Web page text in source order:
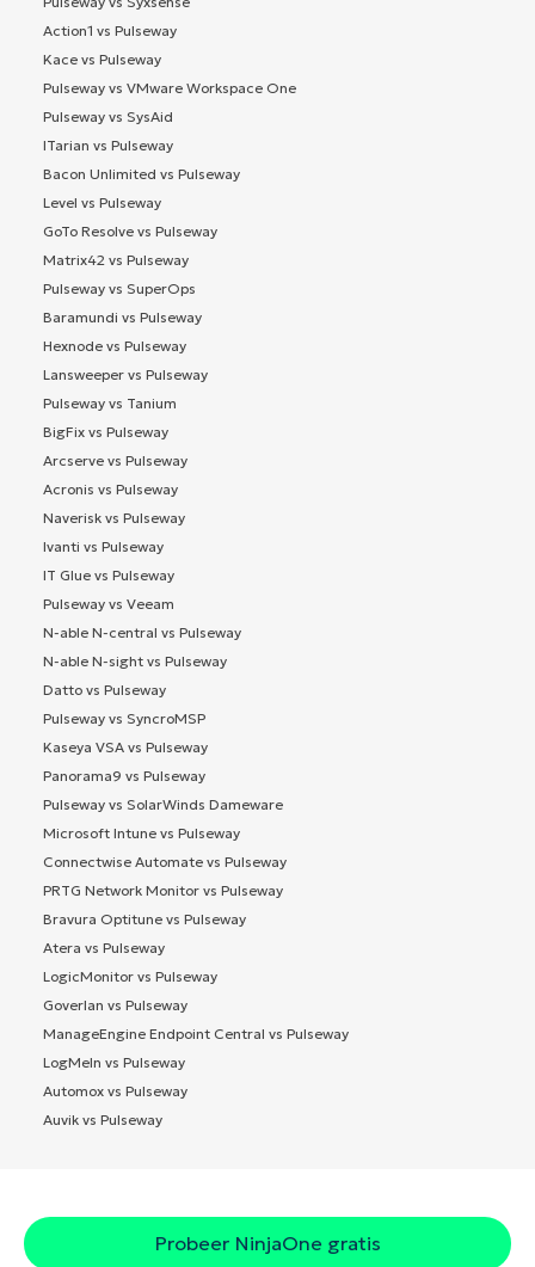
Action1 vs Pulseway
Kace vs Pulseway
Pulseway vs VMware Workspace One
Pulseway vs SysAid
ITarian vs Pulseway
Bacon Unlimited vs Pulseway
Level vs Pulseway
GoTo Resolve vs Pulseway
Matrix42 vs Pulseway
Pulseway vs SuperOps
Baramundi vs Pulseway
Hexnode vs Pulseway
Lansweeper vs Pulseway
Pulseway vs Tanium
BigFix vs Pulseway
Arcserve vs Pulseway
Acronis vs Pulseway
Naverisk vs Pulseway
Ivanti vs Pulseway
IT Glue vs Pulseway
Pulseway vs Veeam
N-able N-central vs Pulseway
N-able N-sight vs Pulseway
Datto vs Pulseway
Pulseway vs SyncroMSP
Kaseya VSA vs Pulseway
Panorama9 vs Pulseway
Pulseway vs SolarWinds Dameware
Microsoft Intune vs Pulseway
Connectwise Automate vs Pulseway
PRTG Network Monitor vs Pulseway
Bravura Optitune vs Pulseway
Atera vs Pulseway
LogicMonitor vs Pulseway
Goverlan vs Pulseway
ManageEngine Endpoint Central vs Pulseway
LogMeIn vs Pulseway
Automox vs Pulseway
Auvik vs Pulseway
Probeer NinjaOne gratis